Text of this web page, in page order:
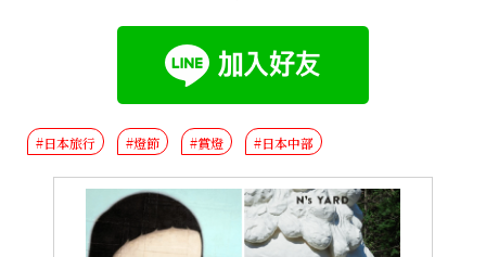
#日本旅行 #燈節 #賞燈 #日本中部